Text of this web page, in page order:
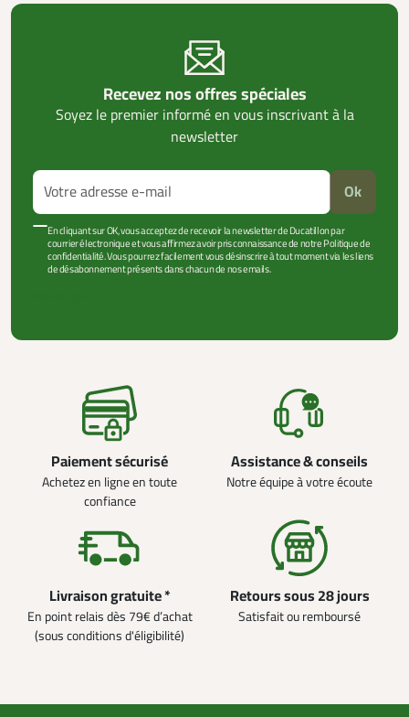
Recevez nos offres spéciales
Soyez le premier informé en vous inscrivant à la
newsletter
Ok
En cliquant sur OK, vous acceptez de recevoir la newsletter de Ducatillon par
courrier électronique et vous affirmez avoir pris connaissance de notre Politique de
confidentialité. Vous pourrez facilement vous désinscrire à tout moment via les liens
de désabonnement présents dans chacun de nos emails.
Paiement sécurisé
Achetez en ligne en toute
confiance
Assistance & conseils
Notre équipe à votre écoute
Livraison gratuite *
En point relais dès 79€ d’achat
(sous conditions d'éligibilité)
Retours sous 28 jours
Satisfait ou remboursé